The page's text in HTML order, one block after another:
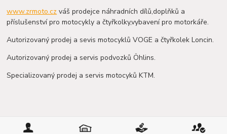
www.zrmoto.cz váš prodejce náhradních dílů,doplňků a
příslušenství pro motocykly a čtyřkolky,vybavení pro motorkáře.
Autorizovaný prodej a sevis motocyklů VOGE a čtyřkolek Loncin.
Autorizovaný prodej a servis podvozků Öhlins.
Specializovaný prodej a servis motocyků KTM.